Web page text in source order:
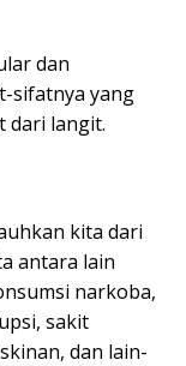
dan
sifatnya yang
dari langit.
kita dari
antara lain
narkoba,
sakit
dan lain-